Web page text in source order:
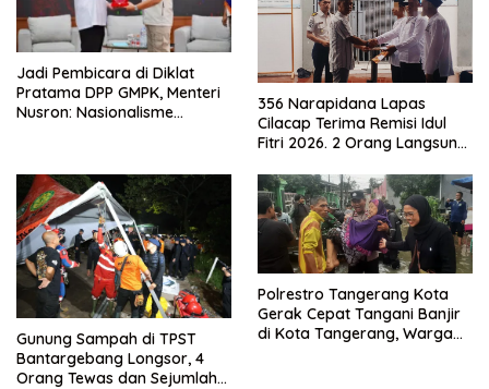
Jadi Pembicara di Diklat
Pratama DPP GMPK, Menteri
Nusron: Nasionalisme
356 Narapidana Lapas
Cilacap Terima Remisi Idul
Fitri 2026. 2 Orang Langsung
Gunung Sampah di TPST
Bantargebang Longsor, 4
Orang Tewas dan Sejumlah
Polrestro Tangerang Kota
Gerak Cepat Tangani Banjir
di Kota Tangerang, Warga